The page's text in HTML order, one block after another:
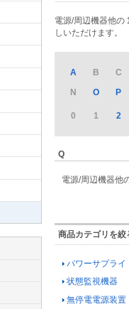
電源/周辺機器他の
しいただけます。
A B C
N
O P
0 1 2
Q
電源/周辺機器他
商品カテゴリを絞
パワーサプライ
状態監視機器
無停電電源装置